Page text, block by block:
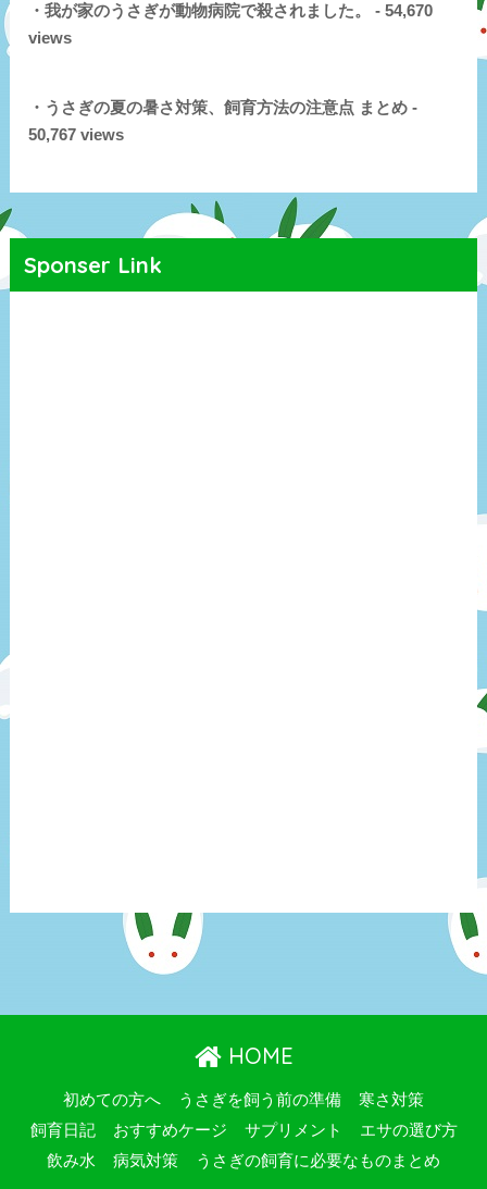
・我が家のうさぎが動物病院で殺されました。 - 54,670
views
・うさぎの夏の暑さ対策、飼育方法の注意点 まとめ -
50,767 views
Sponser Link
HOME
初めての方へ うさぎを飼う前の準備
寒さ対策
飼育日記
おすすめケージ サプリメント
エサの選び方
飲み水
病気対策 うさぎの飼育に必要なものまとめ